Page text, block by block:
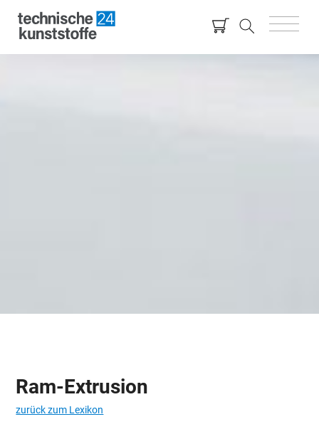
Ram-Extrusion
zurück zum Lexikon